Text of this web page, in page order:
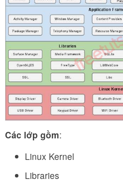
Các lớp gồm:
Linux Kernel
Libraries